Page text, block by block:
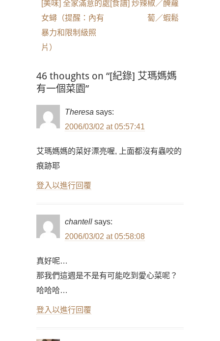
導
覽
Previous
post:
[美味] 全家滿意的處
女蟳（提醒：內有
暴力和限制級照
片）
Next
[食譜] 炒辣椒／醃蘿
蔔／蝦鬆
46 thoughts on “[紀錄] 艾瑪媽媽
有一個菜園”
Theresa says:
2006/03/02 at 05:57:41
艾瑪媽媽的菜好漂亮喔, 上面都沒有蟲咬的
痕跡耶
登入以進行回覆
chantell says:
2006/03/02 at 05:58:08
真好呢…
那我們這週是不是有可能吃到愛心菜呢？
哈哈哈…
登入以進行回覆